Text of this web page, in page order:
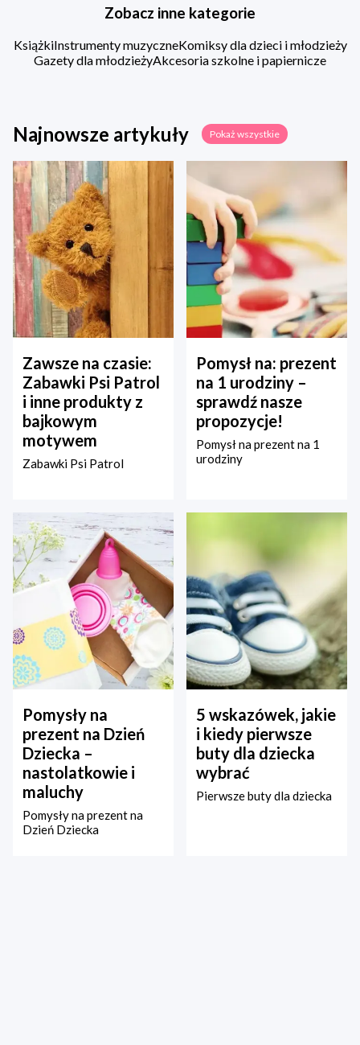
Zobacz inne kategorie
KsiążkiInstrumenty muzyczneKomiksy dla dzieci i młodzieży
Gazety dla młodzieżyAkcesoria szkolne i papiernicze
Najnowsze artykuły Pokaż wszystkie
Zawsze na czasie:
Zabawki Psi Patrol
i inne produkty z
bajkowym
motywem
Zabawki Psi Patrol
Pomysł na: prezent
na 1 urodziny –
sprawdź nasze
propozycje!
Pomysł na prezent na 1
urodziny
Pomysły na
prezent na Dzień
Dziecka –
nastolatkowie i
maluchy
Pomysły na prezent na
Dzień Dziecka
5 wskazówek, jakie
i kiedy pierwsze
buty dla dziecka
wybrać
Pierwsze buty dla dziecka